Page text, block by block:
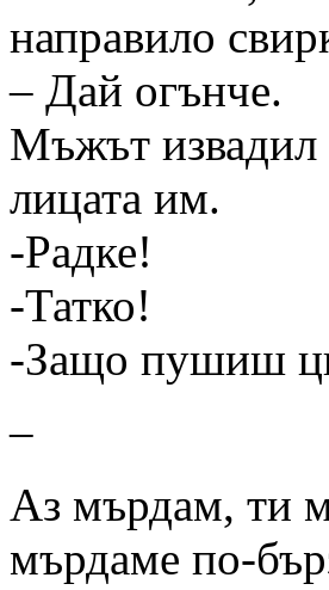
направило
– Дай огънче.
Мъжът извадил
лицата им.
-Радке!
-Татко!
-Защо пушиш
–
Аз мърдам, ти
мърдаме по-